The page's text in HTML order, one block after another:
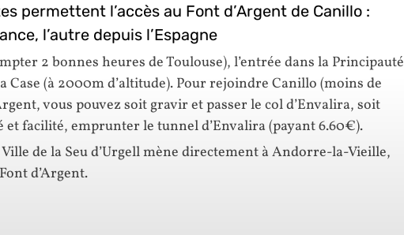
permettent l’accès au Font d’Argent de Canillo :
l’autre depuis l’Espagne
2 bonnes heures de Toulouse), l’entrée dans la Principauté
Case (à 2000m d’altitude). Pour rejoindre Canillo (moins de
vous pouvez soit gravir et passer le col d’Envalira, soit
et facilité, emprunter le tunnel d’Envalira (payant 6.60€).
Ville de la Seu d’Urgell mène directement à Andorre-la-Vieille,
d’Argent.